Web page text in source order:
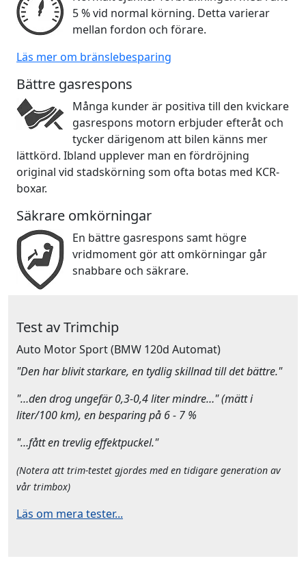
5 % vid normal körning. Detta varierar
mellan fordon och förare.
Läs mer om bränslebesparing
Bättre gasrespons
Många kunder är positiva till den kvickare
gasrespons motorn erbjuder efteråt och
tycker därigenom att bilen känns mer
lättkörd. Ibland upplever man en fördröjning
original vid stadskörning som ofta botas med KCR-
boxar.
Säkrare omkörningar
En bättre gasrespons samt högre
vridmoment gör att omkörningar går
snabbare och säkrare.
Test av Trimchip
Auto Motor Sport(BMW 120d Automat)
"Den har blivit starkare, en tydlig skillnad till det bättre."
"…den drog ungefär 0,3-0,4 liter mindre…" (mätt i
liter/100 km), en besparing på 6 - 7 %
"…fått en trevlig effektpuckel."
(Notera att trim-testet gjordes med en tidigare generation av
vår trimbox)
Läs om mera tester...